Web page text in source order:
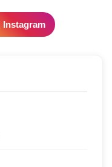
Instagram